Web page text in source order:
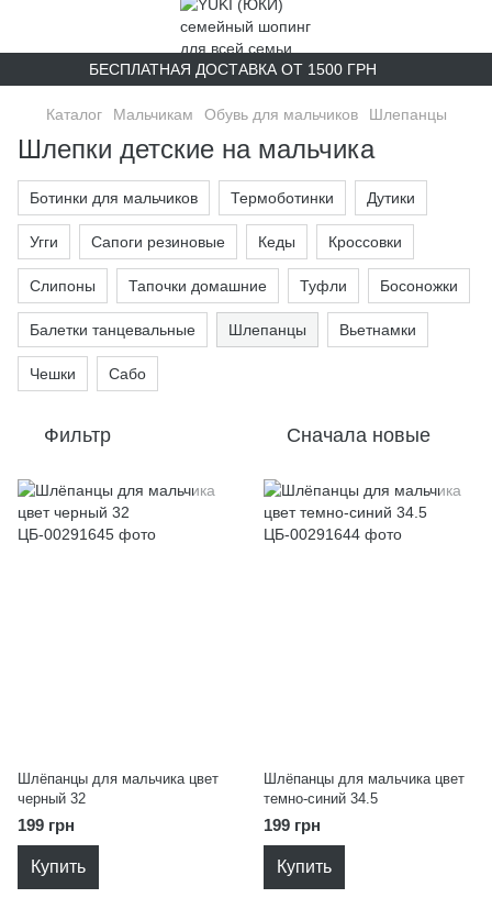
БЕСПЛАТНАЯ ДОСТАВКА ОТ 1500 ГРН
Каталог Мальчикам Обувь для мальчиков Шлепанцы
Шлепки детские на мальчика
Ботинки для мальчиков Термоботинки Дутики
Угги Сапоги резиновые Кеды Кроссовки
Слипоны Тапочки домашние Туфли Босоножки
Балетки танцевальные Шлепанцы Вьетнамки
Чешки Сабо
Фильтр Сначала новые
Шлёпанцы для мальчика цвет
черный 32
199 грн
Купить
Шлёпанцы для мальчика цвет
темно-синий 34.5
199 грн
Купить